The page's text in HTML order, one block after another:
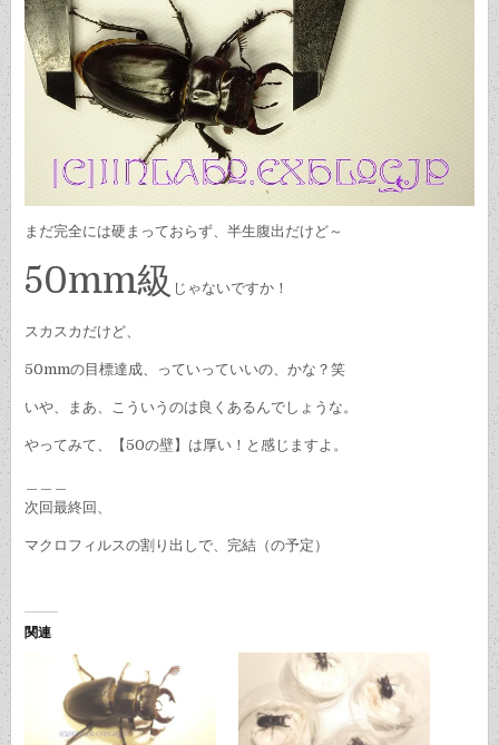
まだ完全には硬まっておらず、半生腹出だけど～
50mm級 じゃないですか！
スカスカだけど、
50mmの目標達成、っていっていいの、かな？笑
いや、まあ、こういうのは良くあるんでしょうな。
やってみて、【50の壁】は厚い！と感じますよ。
次回最終回、
マクロフィルスの割り出しで、完結（の予定）
関連